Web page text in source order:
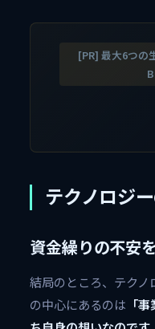
[PR] 最大6つの
テクノロジ
資金繰りの不安
結局のところ、テクノ
の中心にあるのは 「